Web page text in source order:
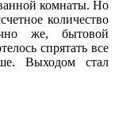
комнаты. Но
количество
же, бытовой
спрятать все
Выходом стал